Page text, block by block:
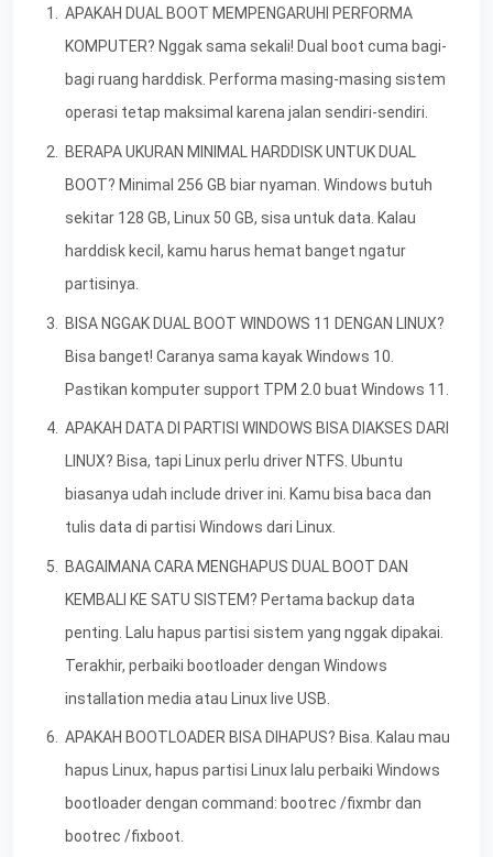
APAKAH DUAL BOOT MEMPENGARUHI PERFORMA
KOMPUTER? Nggak sama sekali! Dual boot cuma bagi-
bagi ruang harddisk. Performa masing-masing sistem
operasi tetap maksimal karena jalan sendiri-sendiri.
BERAPA UKURAN MINIMAL HARDDISK UNTUK DUAL
BOOT? Minimal 256 GB biar nyaman. Windows butuh
sekitar 128 GB, Linux 50 GB, sisa untuk data. Kalau
harddisk kecil, kamu harus hemat banget ngatur
partisinya.
BISA NGGAK DUAL BOOT WINDOWS 11 DENGAN LINUX?
Bisa banget! Caranya sama kayak Windows 10.
Pastikan komputer support TPM 2.0 buat Windows 11.
APAKAH DATA DI PARTISI WINDOWS BISA DIAKSES DARI
LINUX? Bisa, tapi Linux perlu driver NTFS. Ubuntu
biasanya udah include driver ini. Kamu bisa baca dan
tulis data di partisi Windows dari Linux.
BAGAIMANA CARA MENGHAPUS DUAL BOOT DAN
KEMBALI KE SATU SISTEM? Pertama backup data
penting. Lalu hapus partisi sistem yang nggak dipakai.
Terakhir, perbaiki bootloader dengan Windows
installation media atau Linux live USB.
APAKAH BOOTLOADER BISA DIHAPUS? Bisa. Kalau mau
hapus Linux, hapus partisi Linux lalu perbaiki Windows
bootloader dengan command: bootrec /fixmbr dan
bootrec /fixboot.